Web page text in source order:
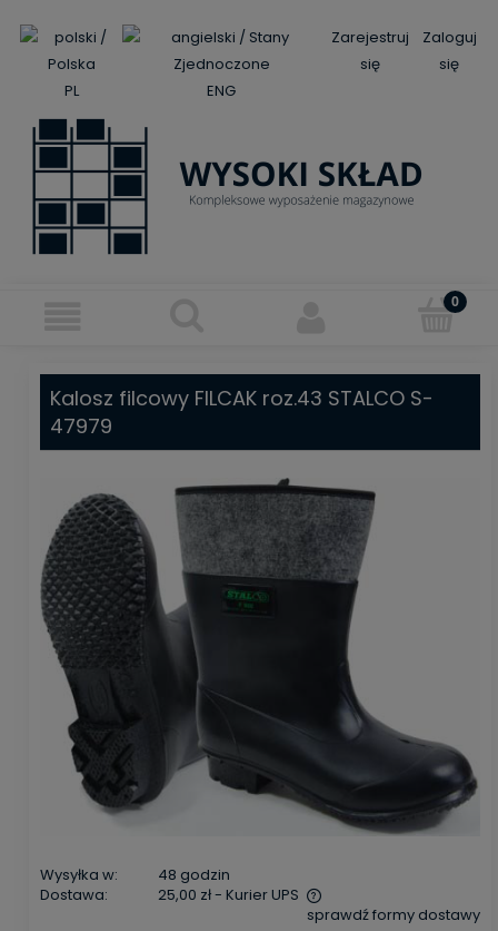
PL ENG
Zarejestruj
się
Zaloguj
się
Kalosz filcowy FILCAK roz.43 STALCO S-
47979
Wysyłka w:
48 godzin
Dostawa:
25,00 zł- Kurier UPS
Cena nie zawiera ewentualnych kosztów płatności
sprawdź formy dostawy